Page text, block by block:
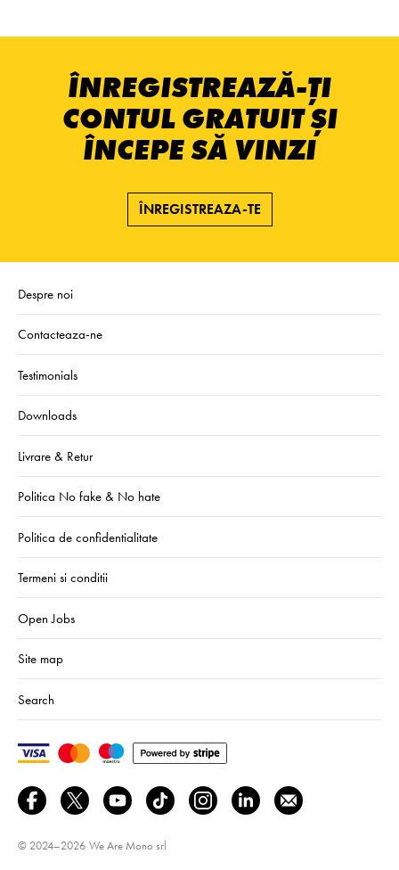
ÎNREGISTREAZĂ-ȚI
CONTUL GRATUIT ȘI
ÎNCEPE SĂ VINZI
ÎNREGISTREAZA-TE
Despre noi
Contacteaza-ne
Testimonials
Downloads
Livrare & Retur
Politica No fake & No hate
Politica de confidentialitate
Termeni si conditii
Open Jobs
Site map
Search
© 2024–2026 We Are Mono srl